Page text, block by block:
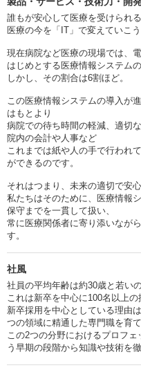
誰もが安心して医療を受けられ
医療の今を「IT」で変えていこう
現在病院など医療の現場では、
はじめとする医療情報システム
しかし、その割合は6割ほど。
この医療情報システムの導入が
はもとより
病院での待ち時間の軽減、適切
院内の会計や人事など
これまでは紙や人の手で行われ
ができるのです。
それはつまり、未来の適切で安
私たちはそのために、医療情報
保守までを一貫して扱い、
常に医療関係者に寄り添いなが
す。
社風
社員の平均年齢は約30歳と若いの
これは新卒を中心に100名以上の
新卒採用を中心としている理由
つの領域に精通した専門職を育て
この2つの分野におけるプロフ
う早期の段階から知識や技術を